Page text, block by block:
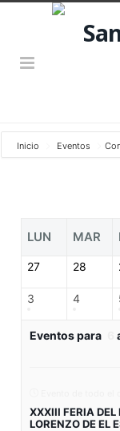
Inicio Eventos
LUN MAR
27 28
3 4
Eventos para
XXXIII FERIA
LORENZO DE EL